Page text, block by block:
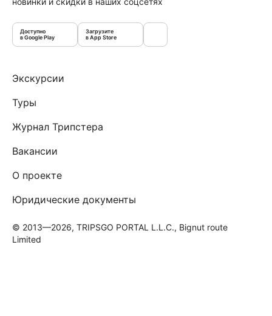
Доступно
в Google Play
Загрузите
в App Store
Экскурсии
Туры
Журнал Трипстера
Вакансии
О проекте
Юридические документы
© 2013—2026, TRIPSGO PORTAL L.L.C., Bignut route
Limited